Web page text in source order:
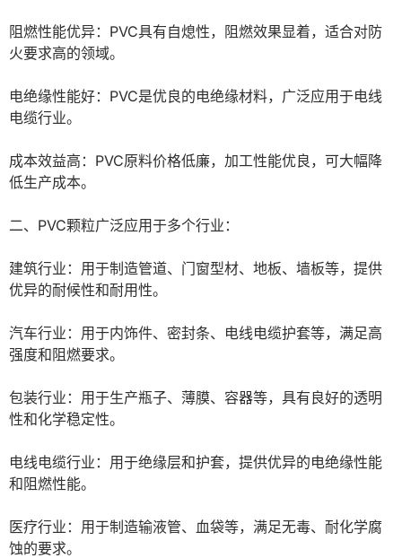
阻燃性能优异：PVC具有自熄性，阻燃效果显着，适合对防
火要求高的领域。
电绝缘性能好：PVC是优良的电绝缘材料，广泛应用于电线
电缆行业。
成本效益高：PVC原料价格低廉，加工性能优良，可大幅降
低生产成本。
二、PVC颗粒广泛应用于多个行业：
建筑行业：用于制造管道、门窗型材、地板、墙板等，提供
优异的耐候性和耐用性。
汽车行业：用于内饰件、密封条、电线电缆护套等，满足高
强度和阻燃要求。
包装行业：用于生产瓶子、薄膜、容器等，具有良好的透明
性和化学稳定性。
电线电缆行业：用于绝缘层和护套，提供优异的电绝缘性能
和阻燃性能。
医疗行业：用于制造输液管、血袋等，满足无毒、耐化学腐
蚀的要求。